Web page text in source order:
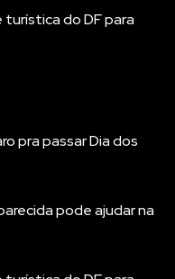
do DF para
pra passar Dia dos
pode ajudar na